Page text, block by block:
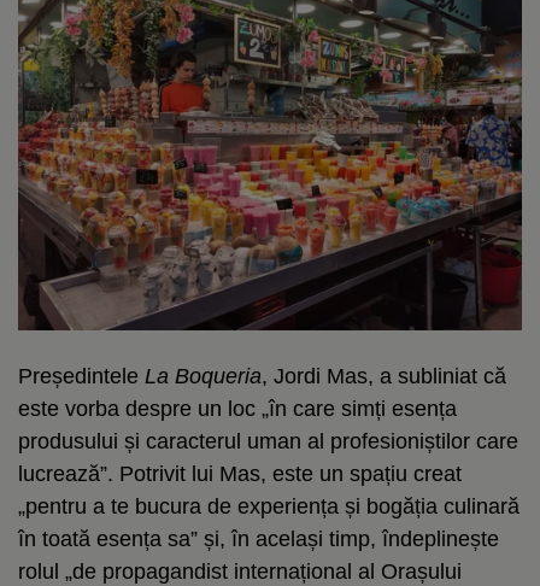
Președintele La Boqueria, Jordi Mas, a subliniat că
este vorba despre un loc „în care simți esența
produsului și caracterul uman al profesioniștilor care
lucrează”. Potrivit lui Mas, este un spațiu creat
„pentru a te bucura de experiența și bogăția culinară
în toată esența sa” și, în același timp, îndeplinește
rolul „de propagandist internațional al Orașului